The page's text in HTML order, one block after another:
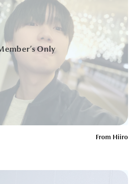
From Hiiro